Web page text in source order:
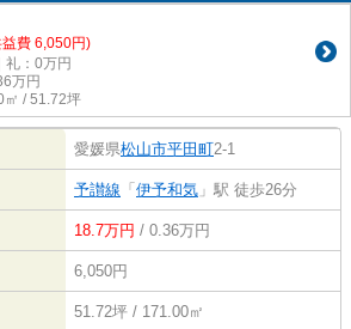
費 6,050円)
礼：0万円
万円
㎡ / 51.72坪
愛媛県松山市平田町2-1
予讃線 「 伊予和気 」駅 徒歩26分
18.7万円 / 0.36万円
6,050円
51.72坪 / 171.00㎡